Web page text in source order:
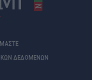
ΔΕΔΟΜΕΝΩΝ